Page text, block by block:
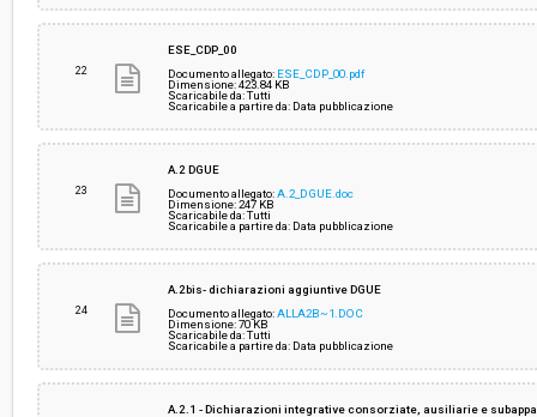
22
ESE_CDP_00
Documento allegato: ESE_CDP_00.pdf
Dimensione: 423.84 KB
Scaricabile da: Tutti
Scaricabile a partire da: Data pubblicazione
23
A.2 DGUE
Documento allegato:A.2_DGUE.doc
Dimensione: 247 KB
Scaricabile da: Tutti
Scaricabile a partire da: Data pubblicazione
24
A.2bis- dichiarazioni aggiuntive DGUE
Documento allegato:ALLA2B~1.DOC
Dimensione: 70 KB
Scaricabile da: Tutti
Scaricabile a partire da: Data pubblicazione
A.2.1 - Dichiarazioni integrative consorziate, ausiliarie e